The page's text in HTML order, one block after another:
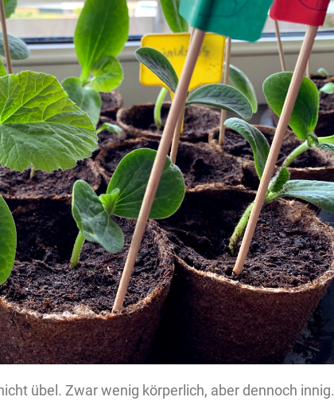
übel. Zwar wenig körperlich, aber dennoch innig.